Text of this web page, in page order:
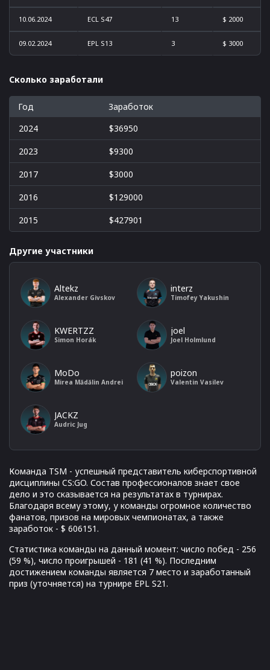
10.06.2024 ECL S47 13 $ 2000
09.02.2024 EPL S13 3 $ 3000
Сколько заработали
Год
Заработок
2024
$36950
2023
$9300
2017
$3000
2016
$129000
2015
$427901
Другие участники
Altekz
Alexander Givskov
interz
Timofey Yakushin
KWERTZZ
Simon Horák
joel
Joel Holmlund
MoDo
Mirea Mădălin Andrei
poizon
Valentin Vasilev
JACKZ
Audric Jug
Команда TSM - успешный представитель киберспортивной
дисциплины CS:GO. Состав профессионалов знает свое
дело и это сказывается на результатах в турнирах.
Благодаря всему этому, у команды огромное количество
фанатов, призов на мировых чемпионатах, а также
заработок - $ 606151.
Статистика команды на данный момент: число побед - 256
(59 %), число проигрышей - 181 (41 %). Последним
достижением команды является 7 место и заработанный
приз (уточняется) на турнире EPL S21.